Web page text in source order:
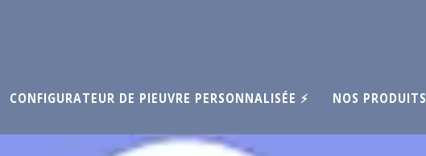
CONFIGURATEUR DE PIEUVRE PERSONNALISÉE ⚡ NOS PRODUITS